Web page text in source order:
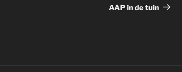
bericht
AAP in de tuin